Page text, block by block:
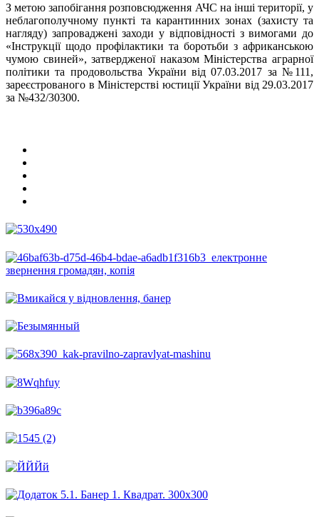
З метою запобігання розповсюдження АЧС на інші території, у
неблагополучному пункті та карантинних зонах (захисту та
нагляду) запроваджені заходи у відповідності з вимогами до
«Інструкції щодо профілактики та боротьби з африканською
чумою свиней», затвердженої наказом Міністерства аграрної
політики та продовольства України від 07.03.2017 за №111,
зареєстрованого в Міністерстві юстиції України від 29.03.2017
за №432/30300.